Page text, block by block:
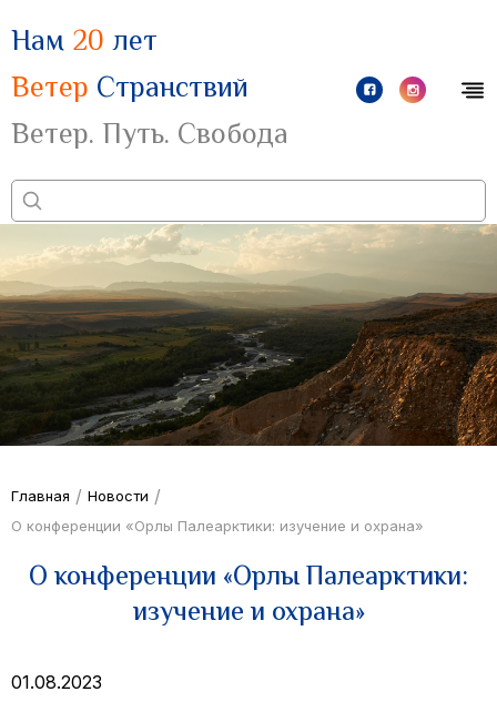
Нам 20 лет
Ветер Странствий
Ветер. Путь. Свобода
Главная / Новости /
О конференции «Орлы Палеарктики: изучение и охрана»
О конференции «Орлы Палеарктики:
изучение и охрана»
01.08.2023